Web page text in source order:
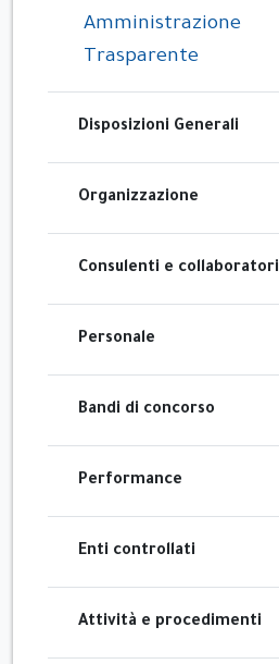
Amministrazione
Trasparente
Disposizioni Generali
Organizzazione
Consulenti e collaboratori
Personale
Bandi di concorso
Performance
Enti controllati
Attività e procedimenti